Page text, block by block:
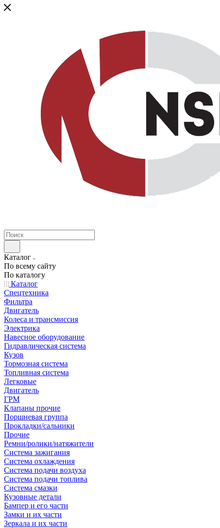
Каталог
По всему сайту
По каталогу
Каталог
Спецтехника
Фильтра
Двигатель
Колеса и трансмиссия
Электрика
Навесное оборудование
Гидравлическая система
Кузов
Тормозная система
Топливная система
Легковые
Двигатель
ГРМ
Клапаны прочие
Поршневая группа
Прокладки/сальники
Прочие
Ремни/ролики/натяжители
Система зажигания
Система охлаждения
Система подачи воздуха
Система подачи топлива
Система смазки
Кузовные детали
Бампер и его части
Замки и их части
Зеркала и их части